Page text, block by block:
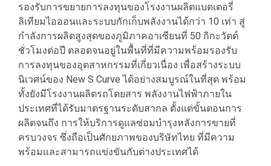
รองรับการขยายการลงทุนของโรงงานผลิตแบตเตอรี่
ลิเทียมไอออนและระบบกักเก็บพลังงานได้กว่า 10 เท่า สู่
กำลังการผลิตสูงสุดของภูมิภาคอาเซียนที่ 50 กิกะวัตต์
ชั่วโมงต่อปี ตลอดจนอยู่ในพื้นที่ที่มีความพร้อมรองรับ
การลงทุนของอุตสาหกรรมที่เกี่ยวเนื่อง เพื่อสร้างระบบ
นิเวศน์ของ New S Curve ได้อย่างสมบูรณ์ในที่สุด พร้อม
ทั้งยังมีโรงงานผลิตรถโดยสาร พลังงานไฟฟ้าภายใน
ประเทศที่ได้รับมาตรฐานระดับสากล ตั้งแต่ขั้นตอนการ
ผลิตจนถึง การให้บริการดูแลซ่อมบํารุงหลังการขายที่
ครบวงจร ซึ่งถือเป็นศักยภาพของบริษัทไทย ที่มีความ
พร้อมและสามารถแข่งขันกับต่างประเทศได้